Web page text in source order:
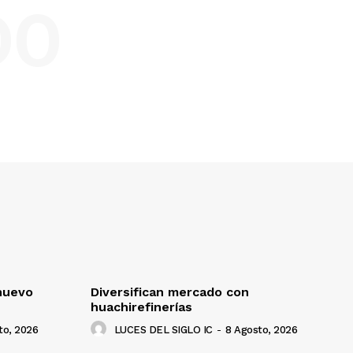
2026
Diversifican mercado con
huachirefinerías
LUCES DEL SIGLO IC - 8 Agosto, 2026